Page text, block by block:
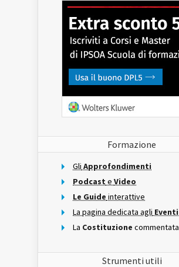
Formazione
Gli Approfondimenti
Podcast e Video
Le Guide interattive
La pagina dedicata agli Eventi
La Costituzione commentata
Strumenti utili